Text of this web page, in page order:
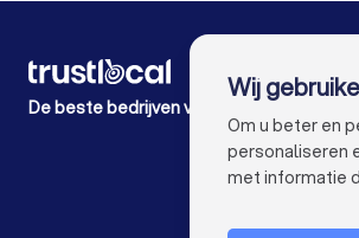
De beste bedrijven voor u
Wij
Om u beter en
personaliseren
met informatie